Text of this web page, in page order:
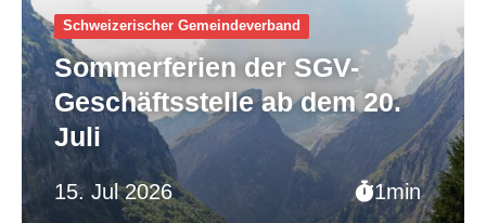
15. Jul 2026 1min
Schweizerischer Gemeinde­verband
Sommerferien der SGV-
Geschäftsstelle ab dem 20.
Juli